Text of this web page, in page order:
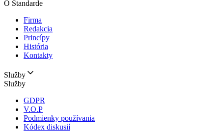
O Štandarde
Firma
Redakcia
Princípy
História
Kontakty
Služby
Služby
GDPR
V.O.P
Podmienky používania
Kódex diskusií